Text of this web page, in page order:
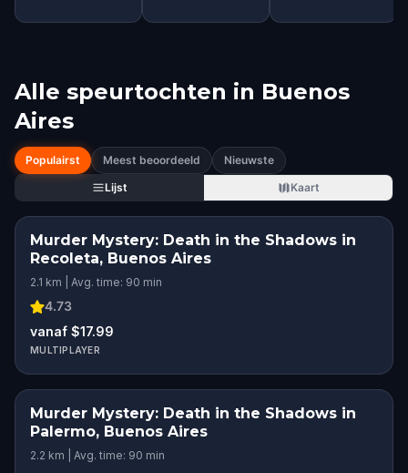
Alle speurtochten in Buenos
Aires
Populairst Meest beoordeeld
Nieuwste
Lijst
Kaart
Murder Mystery: Death in the Shadows in
Recoleta, Buenos Aires
2.1 km | Avg. time: 90 min
4.73
vanaf $17.99
MULTIPLAYER
Murder Mystery: Death in the Shadows in
Palermo, Buenos Aires
2.2 km | Avg. time: 90 min